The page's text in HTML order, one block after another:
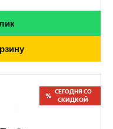
СЕГОДНЯ СО
СКИДКОЙ